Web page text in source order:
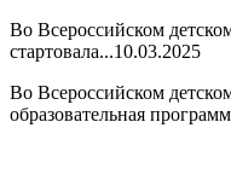
Во Всероссийском
стартовала...10.03.2025
Во Всероссийском
образовательная